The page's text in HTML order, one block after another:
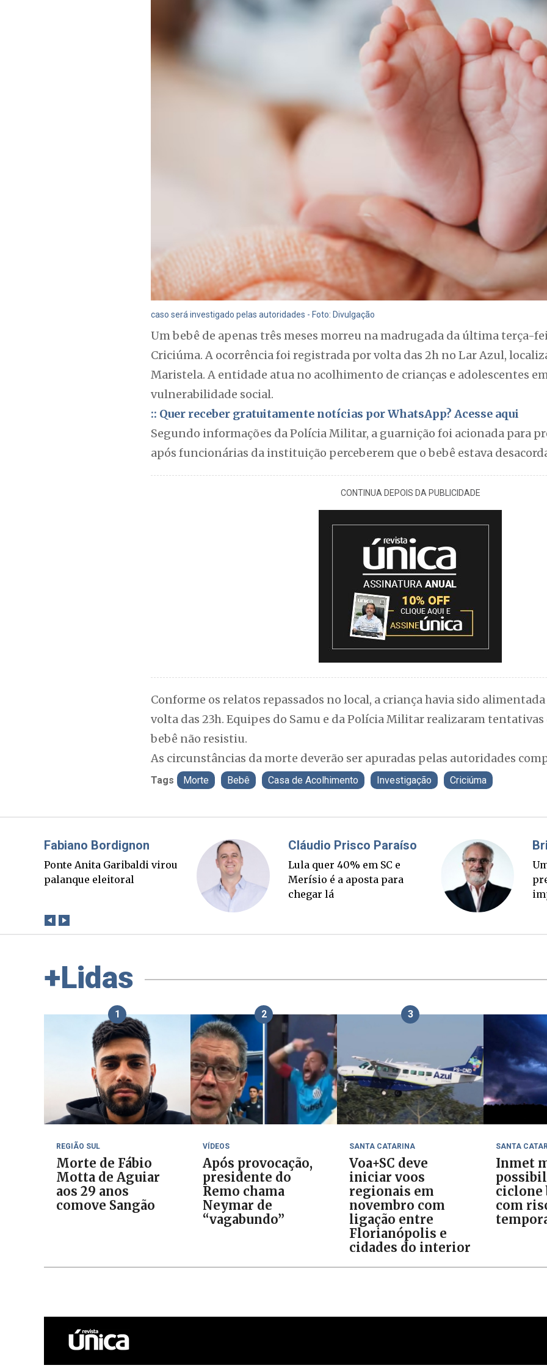
caso será investigado pelas autoridades - Foto: Divulgação
Um bebê de apenas três meses morreu na madrugada da última terça-
Criciúma. A ocorrência foi registrada por volta das 2h no Lar Azul,
Maristela. A entidade atua no acolhimento de crianças e adolescentes
vulnerabilidade social.
:: Quer receber gratuitamente notícias por WhatsApp? Acesse aqui
Segundo informações da Polícia Militar, a guarnição foi acionada para
após funcionárias da instituição perceberem que o bebê estava
CONTINUA DEPOIS DA PUBLICIDADE
Conforme os relatos repassados no local, a criança havia sido
volta das 23h. Equipes do Samu e da Polícia Militar realizaram tentativas
bebê não resistiu.
As circunstâncias da morte deverão ser apuradas pelas autoridades
Tags Morte Bebê Casa de Acolhimento Investigação Criciúma
Misael Elias
O Boato corre mais rápido
que a verdade. Mas quem
Fabiano Bordignon
Ponte Anita Garibaldi virou
palanque eleitoral
+Lidas
1
REGIÃO SUL
Morte de Fábio
Motta de Aguiar
aos 29 anos
comove Sangão
2
VÍDEOS
Após provocação,
presidente do
Remo chama
Neymar de
“vagabundo”
3
SANTA CATARINA
Voa+SC deve
iniciar voos
regionais em
novembro com
ligação entre
Florianópolis e
cidades do interior
SANTA
Inmet
ciclone
com